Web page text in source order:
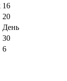
16
20
День
30
6